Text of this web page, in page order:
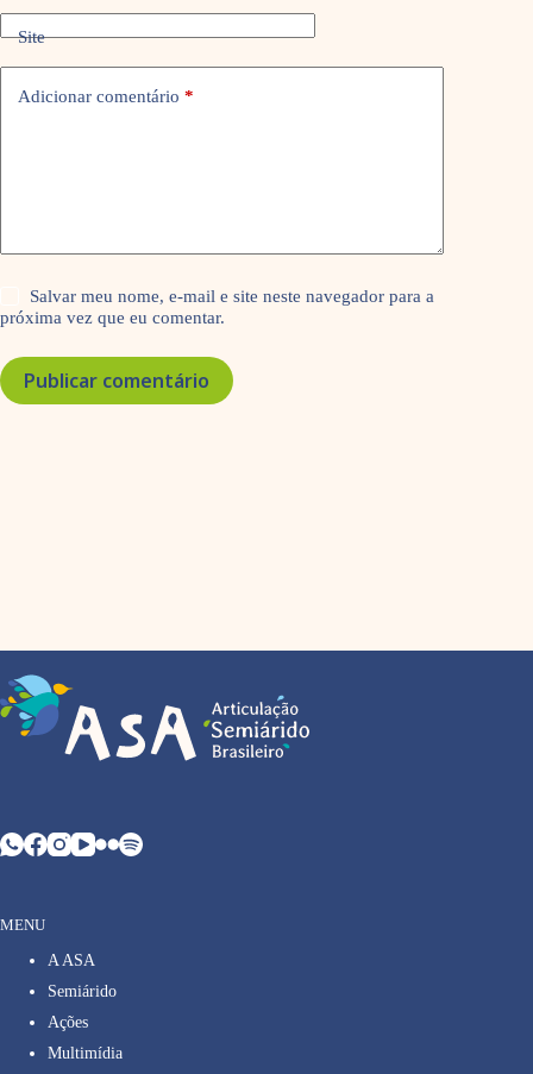
Site
Adicionar comentário *
Salvar meu nome, e-mail e site neste navegador para a
próxima vez que eu comentar.
Publicar comentário
MENU
A ASA
Semiárido
Ações
Multimídia